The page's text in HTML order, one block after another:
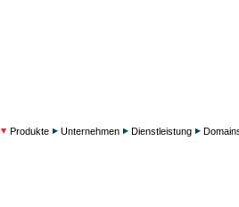
Produkte Unternehmen Dienstleistung